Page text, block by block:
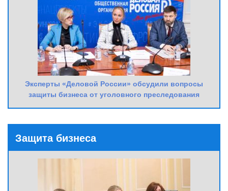
Эксперты «Деловой России» обсудили вопросы
защиты бизнеса от уголовного преследования
Защита бизнеса